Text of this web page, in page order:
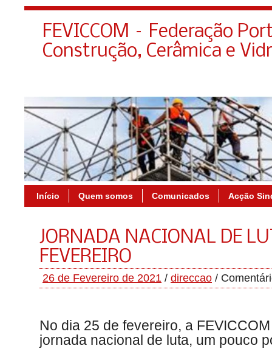
FEVICCOM – Federação
Construção, Cerâmica e
Início Quem somos Comunicados Acção
JORNADA NACIONAL DE
FEVEREIRO
26 de Fevereiro de 2021 / direccao /
No dia 25 de fevereiro, a
jornada nacional de luta, um pouco